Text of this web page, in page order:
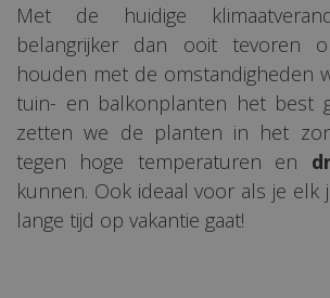
Met de huidige
belangrijker dan ooit tevoren
houden met de omstandigheden
tuin- en balkonplanten het best
zetten we de planten in het
tegen hoge temperaturen en
kunnen. Ook ideaal voor als je elk
lange tijd op vakantie gaat!